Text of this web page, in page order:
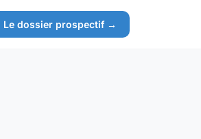
Le dossier prospectif →